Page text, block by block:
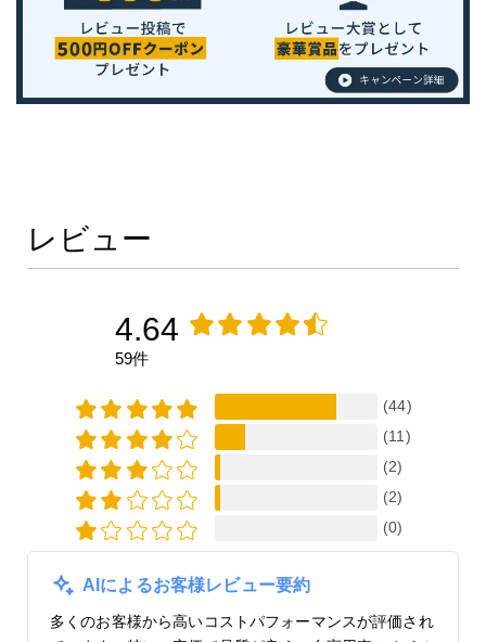
レビュー
4.64
59件
(44)
(11)
(2)
(2)
(0)
AIによるお客様レビュー要約
多くのお客様から高いコストパフォーマンスが評価され